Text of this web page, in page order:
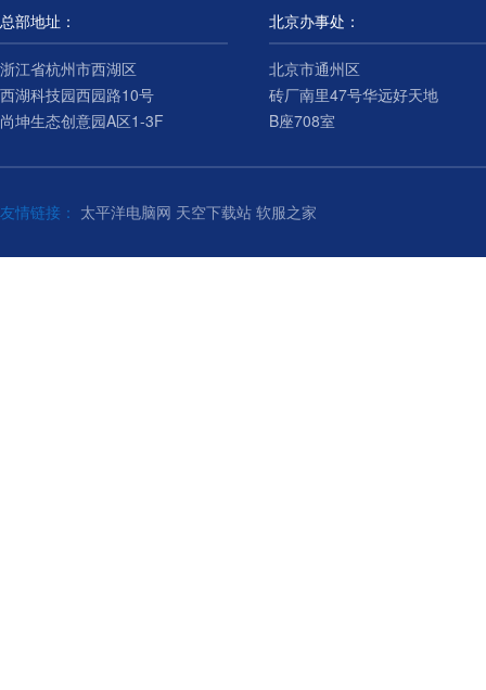
总部地址：
浙江省杭州市西湖区
西湖科技园西园路10号
尚坤生态创意园A区1-3F
北京办事处：
北京市通州区
砖厂南里47号华远好天地
B座708室
友情链接： 太平洋电脑网 天空下载站 软服之家